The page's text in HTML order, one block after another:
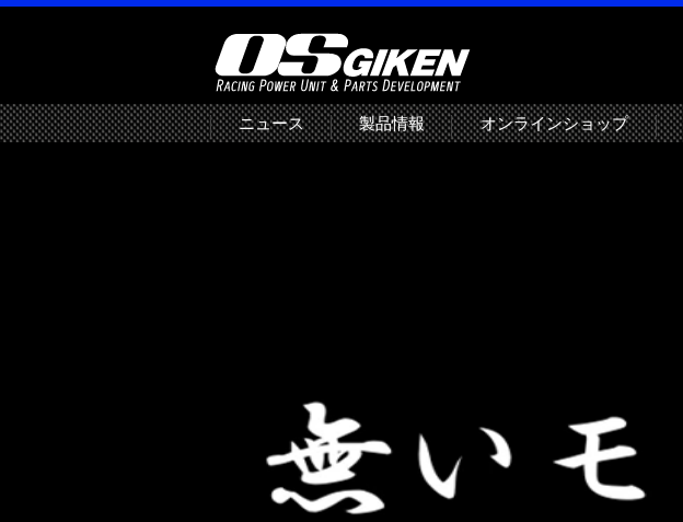
ニュース 製品情報 オンラインショップ